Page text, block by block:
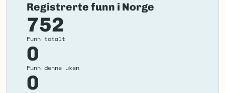
Registrerte funn i Norge
752
Funn totalt
0
Funn denne uken
0